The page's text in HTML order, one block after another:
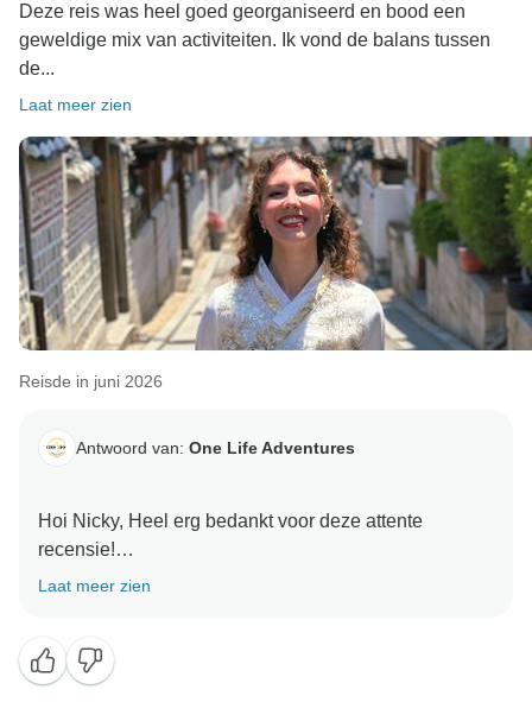
Deze reis was heel goed georganiseerd en bood een
geweldige mix van activiteiten. Ik vond de balans tussen
de...
Laat meer zien
Reisde in juni 2026
Antwoord van: One Life Adventures
Hoi Nicky, Heel erg bedankt voor deze attente
recensie!
activiteiten hebt kunnen meemaken als tijd hebt
gehad om op eigen houtje op ontdekkingstocht te
Laat meer zien